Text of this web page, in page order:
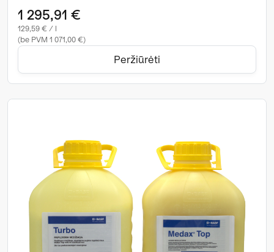
1 295,91 €
129,59 € / l
(be PVM 1 071,00 €)
Peržiūrėti